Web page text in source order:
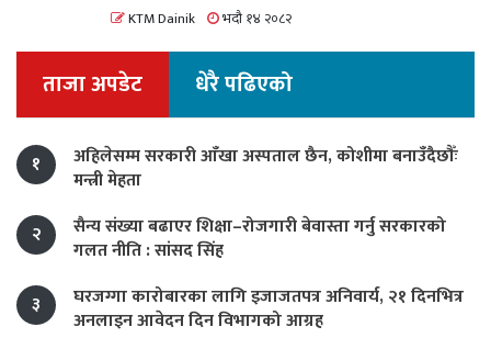
KTM Dainik भदौ १४ २०८२
ताजा अपडेट धेरै पढिएको
१
अहिलेसम्म सरकारी आँखा अस्पताल छैन, कोशीमा बनाउँदैछौँः
मन्त्री मेहता
२
सैन्य संख्या बढाएर शिक्षा–रोजगारी बेवास्ता गर्नु सरकारको
गलत नीति : सांसद सिंह
३
घरजग्गा कारोबारका लागि इजाजतपत्र अनिवार्य, २१ दिनभित्र
अनलाइन आवेदन दिन विभागको आग्रह